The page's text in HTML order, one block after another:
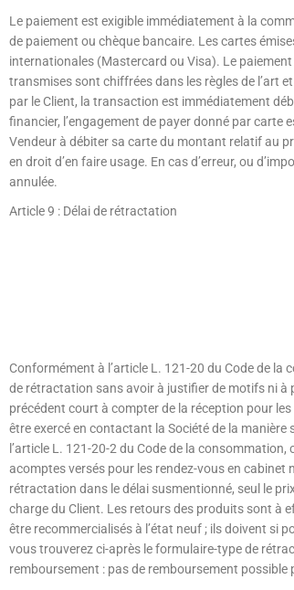
Le paiement est exigible immédiatement à la
de paiement ou chèque bancaire. Les cartes
internationales (Mastercard ou Visa). Le
transmises sont chiffrées dans les règles de l’art
par le Client, la transaction est immédiatement
financier, l’engagement de payer donné par
Vendeur à débiter sa carte du montant relatif au
en droit d’en faire usage. En cas d’erreur, ou
annulée.
Article 9 : Délai de rétractation
Conformément à l’article L. 121-20 du Code de
de rétractation sans avoir à justifier de motifs ni à
précédent court à compter de la réception pour
être exercé en contactant la Société de la
l’article L. 121-20-2 du Code de la
acomptes versés pour les rendez-vous en cabinet
rétractation dans le délai susmentionné, seul le
charge du Client. Les retours des produits sont à
être recommercialisés à l’état neuf ; ils doivent si
vous trouverez ci-après le formulaire-type de
remboursement : pas de remboursement possible